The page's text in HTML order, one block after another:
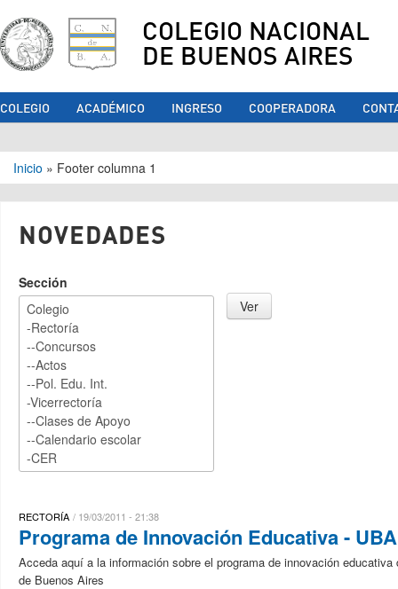
COLEGIO NACIONAL
DE BUENOS AIRES
COLEGIO ACADÉMICO INGRESO COOPERADORA
Se encuentra usted aquí
Inicio » Footer columna 1
NOVEDADES
Sección
RECTORÍA 19/03/2011 - 21:38
Programa de Innovación Educativa - UBA
Acceda aquí a la información sobre el programa de innovación
de Buenos Aires